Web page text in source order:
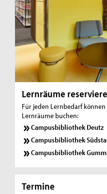
Lernräume
Für jeden Lernbedarf
Lernräume buchen:
Campusbibliothek Deutz
Campusbibliothek
Campusbibliothek
Termine